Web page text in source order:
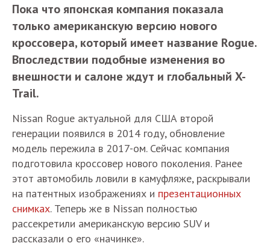
Пока что японская компания показала
только американскую версию нового
кроссовера, который имеет название Rogue.
Впоследствии подобные изменения во
внешности и салоне ждут и глобальный X-
Trail.
Nissan Rogue актуальной для США второй
генерации появился в 2014 году, обновление
модель пережила в 2017-ом. Сейчас компания
подготовила кроссовер нового поколения. Ранее
этот автомобиль ловили в камуфляже, раскрывали
на патентных изображениях и презентационных
снимках. Теперь же в Nissan полностью
рассекретили американскую версию SUV и
рассказали о его «начинке».